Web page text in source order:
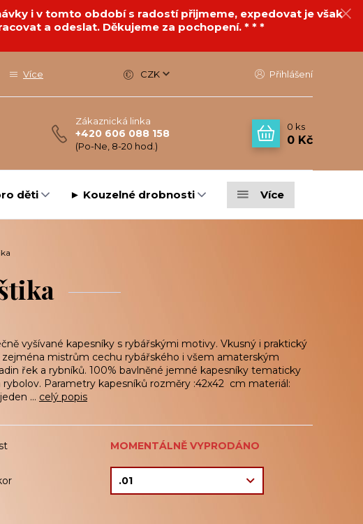
i v tomto období s radostí přijmeme, expedovat je však
a odeslat. Děkujeme za pochopení. * * *
Více CZK Přihlášení
Zákaznická linka
+420 606 088 158
(Po-Ne, 8-20 hod.)
0 ks
0 Kč
děti ► Kouzelné drobnosti Více
vyšívané kapesníky s rybářskými motivy. Vkusný i praktický
zejména mistrům cechu rybářského i všem amaterským
řek a rybníků. 100% bavlněné jemné kapesníky tematicky
rybolov. Parametry kapesníků rozměry :42x42 cm materiál:
... celý popis
MOMENTÁLNĚ VYPRODÁNO